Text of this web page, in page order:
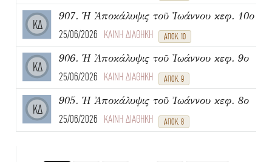
ΚΔ
907. Ἡ Ἀποκάλυψις τοῦ Ἰωάννου κεφ. 10ο
25/06/2026 ΚΑΙΝΗ ΔΙΑΘΗΚΗ ΑΠΟΚ. 10
ΚΔ
906. Ἡ Ἀποκάλυψις τοῦ Ἰωάννου κεφ. 9ο
25/06/2026 ΚΑΙΝΗ ΔΙΑΘΗΚΗ ΑΠΟΚ. 9
ΚΔ
905. Ἡ Ἀποκάλυψις τοῦ Ἰωάννου κεφ. 8ο
25/06/2026 ΚΑΙΝΗ ΔΙΑΘΗΚΗ ΑΠΟΚ. 8